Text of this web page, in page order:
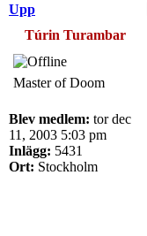
Upp
Túrin Turambar
Master of Doom
Blev medlem: tor dec
11, 2003 5:03 pm
Inlägg: 5431
Ort: Stockholm